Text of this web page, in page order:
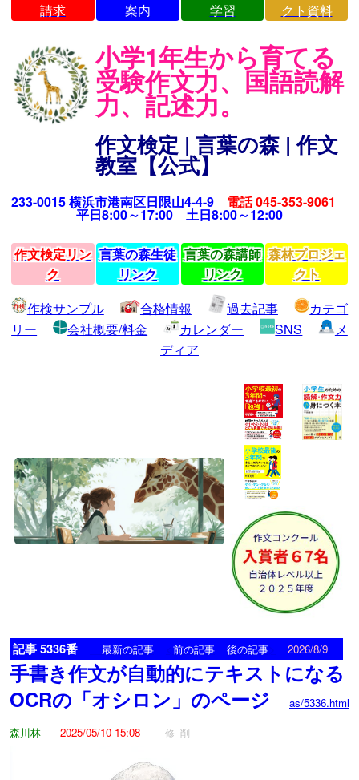
請求
案内
学習
クト資料
小学1年生から育てる
受験作文力、国語読解
力、記述力。
作文検定 | 言葉の森 | 作文
教室【公式】
233-0015 横浜市港南区日限山4-4-9 電話 045-353-9061
平日8:00～17:00 土日8:00～12:00
作文検定リン
ク
言葉の森生徒
リンク
言葉の森講師
リンク
森林プロジェ
クト
作検サンプル
合格情報 過去記事
カテゴ
リー
会社概要/料金 カレンダー SNS
メ
ディア
記事 5336番 最新の記事 前の記事 後の記事 2026/8/9
手書き作文が自動的にテキストになる
OCRの「オシロン」のページ
as/5336.html
森川林
2025/05/10 15:08 修 削